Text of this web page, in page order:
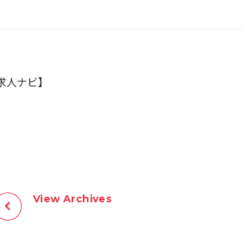
ナビ】
View Archives